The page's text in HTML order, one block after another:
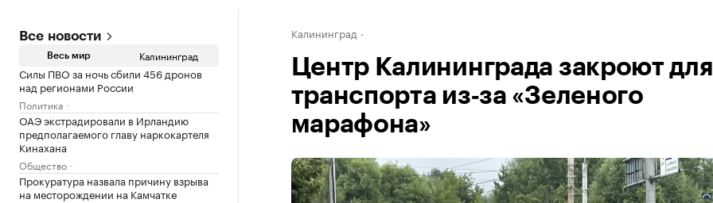
Все новости
Весь мир Калининград
Силы ПВО за ночь сбили 456 дронов
над регионами России
Политика
ОАЭ экстрадировали в Ирландию
предполагаемого главу наркокартеля
Кинахана
Общество
Прокуратура назвала причину взрыва
на месторождении на Камчатке
Калининград
Центр Калининграда закроют для
транспорта из‑за «Зеленого
марафона»